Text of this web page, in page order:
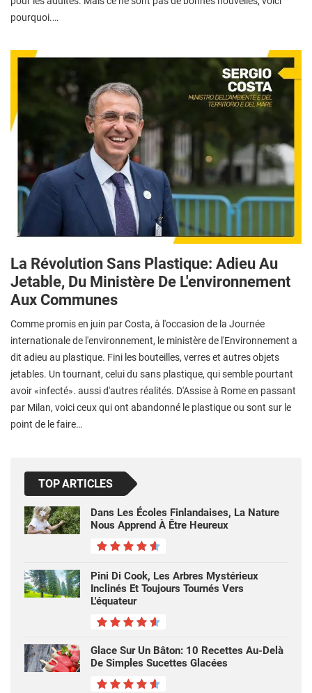
pourquoi.…
La Révolution Sans Plastique: Adieu Au
Jetable, Du Ministère De L'environnement
Aux Communes
Comme promis en juin par Costa, à l'occasion de la Journée
internationale de l'environnement, le ministère de l'Environnement a
dit adieu au plastique. Fini les bouteilles, verres et autres objets
jetables. Un tournant, celui du sans plastique, qui semble pourtant
avoir «infecté». aussi d'autres réalités. D'Assise à Rome en passant
par Milan, voici ceux qui ont abandonné le plastique ou sont sur le
point de le faire…
TOP ARTICLES
Dans Les Écoles Finlandaises, La Nature
Nous Apprend À Être Heureux
Pini Di Cook, Les Arbres Mystérieux
Inclinés Et Toujours Tournés Vers
L'équateur
Glace Sur Un Bâton: 10 Recettes Au-Delà
De Simples Sucettes Glacées